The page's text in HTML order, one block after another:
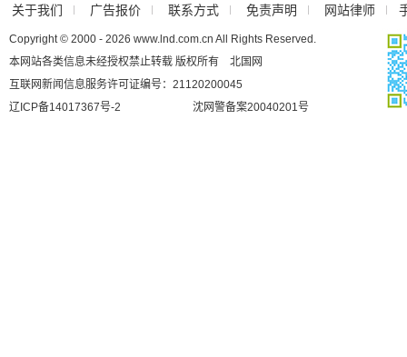
关于我们 广告报价 联系方式 免责声明 网站律师
Copyright © 2000 - 2026 www.lnd.com.cn All Rights Reserved.
本网站各类信息未经授权禁止转载 版权所有 北国网
互联网新闻信息服务许可证编号：21120200045
辽ICP备14017367号-2
沈网警备案20040201号